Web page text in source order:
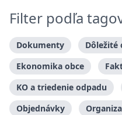
Filter podľa
Dokumenty
Dôležité
Ekonomika obce
KO a triedenie odpadu
Objednávky